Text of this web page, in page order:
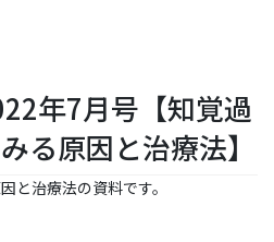
年7月号【知覚過
る原因と治療法】
と治療法の資料です。